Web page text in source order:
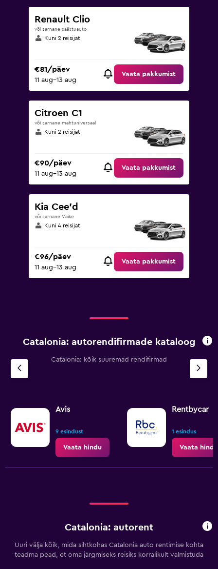
Renault Clio
või sarnane säästuauto
Kuni 2 reisijat
€81/päev
11 aug–13 aug
Vaata pakkumist
Citroen C1
või sarnane mahtuniversaal
Kuni 2 reisijat
€90/päev
11 aug–13 aug
Vaata pakkumist
Kia Cee'd
või sarnane Väike
Kuni 4 reisijat
€96/päev
11 aug–13 aug
Vaata pakkumist
Catalonia: autorendifirmade kataloog
Catalonia: kõik suuremad rendifirmad
Avis
9 esindust
Vaata hindu
Rentbycar
1 esindus
Vaata hindu
Catalonia: autorent
Uuri välja kõik, mida sihtkohas Catalonia auto rentimise kohta
teadma pead, et oma järgmiseks reisiks korralikult valmistuda